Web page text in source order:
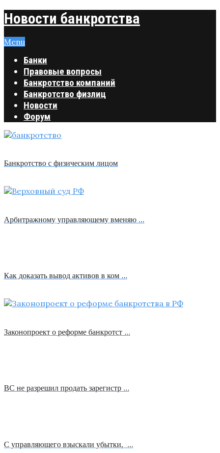
Новости банкротства
Menu
Банки
Правовые вопросы
Банкротство компаний
Банкротство физлиц
Новости
Форум
Банкротство с физическим лицом
Арбитражному управляющему вменяю …
Как доказать вывод активов в ком …
Законопроект о реформе банкротст …
ВС не разрешил продать зарегистр …
С управляющего взыскали убытки, …